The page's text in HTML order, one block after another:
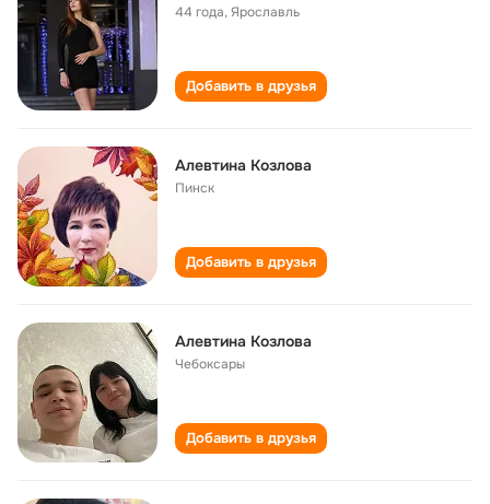
44 года,Ярославль
Добавить в друзья
Алевтина Козлова
Пинск
Добавить в друзья
Алевтина Козлова
Чебоксары
Добавить в друзья